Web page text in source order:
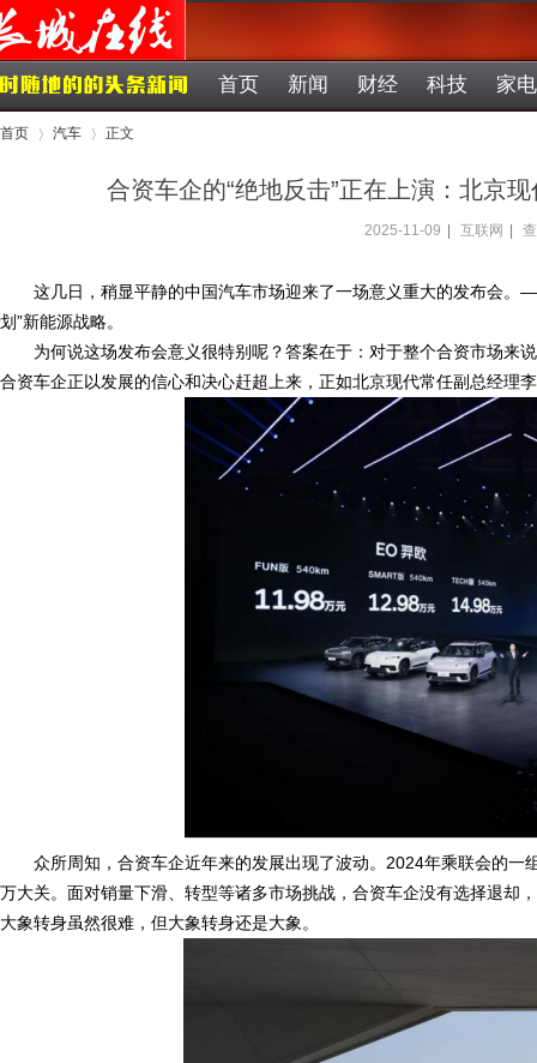
首页 新闻 财经 科技 家电
首页 汽车 正文
合资车企的“绝地反击”正在上演：北京
2025-11-09 互联网
这几日，稍显平静的中国汽车市场迎来了一场意义重大的发布会
划”新能源战略。
为何说这场发布会意义很特别呢？答案在于：对于整个合资市场来
合资车企正以发展的信心和决心赶超上来，正如北京现代常任副总经理
众所周知，合资车企近年来的发展出现了波动。2024年乘联会的
万大关。面对销量下滑、转型等诸多市场挑战，合资车企没有选择退却
大象转身虽然很难，但大象转身还是大象。